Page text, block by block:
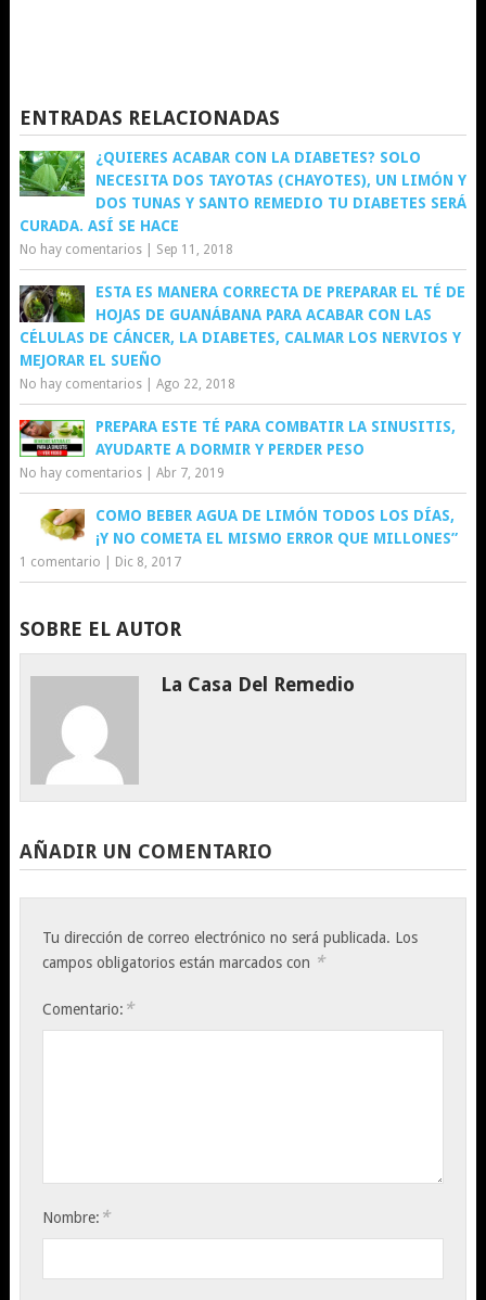
ENTRADAS RELACIONADAS
¿QUIERES ACABAR CON LA DIABETES? SOLO
NECESITA DOS TAYOTAS (CHAYOTES), UN LIMÓN Y
DOS TUNAS Y SANTO REMEDIO TU DIABETES SERÁ
CURADA. ASÍ SE HACE
No hay comentarios| Sep 11, 2018
ESTA ES MANERA CORRECTA DE PREPARAR EL TÉ DE
HOJAS DE GUANÁBANA PARA ACABAR CON LAS
CÉLULAS DE CÁNCER, LA DIABETES, CALMAR LOS NERVIOS Y
MEJORAR EL SUEÑO
No hay comentarios| Ago 22, 2018
PREPARA ESTE TÉ PARA COMBATIR LA SINUSITIS,
AYUDARTE A DORMIR Y PERDER PESO
No hay comentarios| Abr 7, 2019
COMO BEBER AGUA DE LIMÓN TODOS LOS DÍAS,
¡Y NO COMETA EL MISMO ERROR QUE MILLONES”
1 comentario Dic 8, 2017
SOBRE EL AUTOR
La Casa Del Remedio
AÑADIR UN COMENTARIO
Tu dirección de correo electrónico no será publicada. Los
campos obligatorios están marcados con *
Comentario: *
Nombre: *